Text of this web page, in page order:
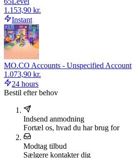
1.153,90 kr.
Instant
MO.CO Accounts - Unspecified Account
1.073,90 kr.
24 hours
Bestil efter behov
Indsend anmodning
Fortæl os, hvad du har brug for
Modtag tilbud
Sælgere kontakter dig